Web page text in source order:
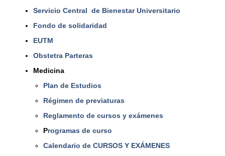
Servicio Central de Bienestar Universitario
Fondo de solidaridad
EUTM
Obstetra Parteras
Medicina
Plan de Estudios
Régimen de previaturas
Reglamento de cursos y exámenes
Programas de curso
Calendario de CURSOS Y EXÁMENES